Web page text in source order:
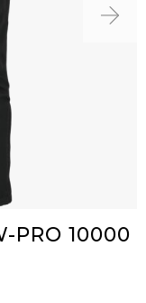
PRO 10000